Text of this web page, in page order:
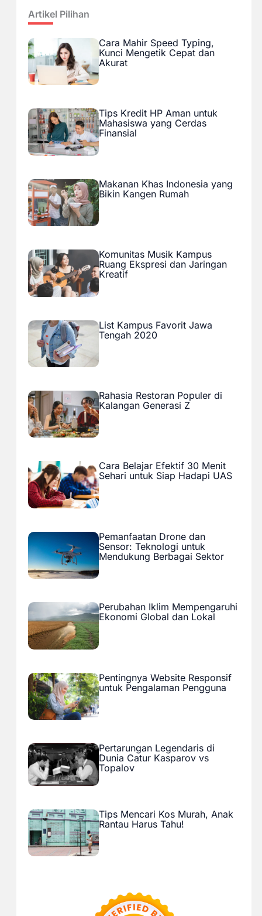
Artikel Pilihan
Cara Mahir Speed Typing,
Kunci Mengetik Cepat dan
Akurat
Tips Kredit HP Aman untuk
Mahasiswa yang Cerdas
Finansial
Makanan Khas Indonesia yang
Bikin Kangen Rumah
Komunitas Musik Kampus
Ruang Ekspresi dan Jaringan
Kreatif
List Kampus Favorit Jawa
Tengah 2020
Rahasia Restoran Populer di
Kalangan Generasi Z
Cara Belajar Efektif 30 Menit
Sehari untuk Siap Hadapi UAS
Pemanfaatan Drone dan
Sensor: Teknologi untuk
Mendukung Berbagai Sektor
Perubahan Iklim Mempengaruhi
Ekonomi Global dan Lokal
Pentingnya Website Responsif
untuk Pengalaman Pengguna
Pertarungan Legendaris di
Dunia Catur Kasparov vs
Topalov
Tips Mencari Kos Murah, Anak
Rantau Harus Tahu!